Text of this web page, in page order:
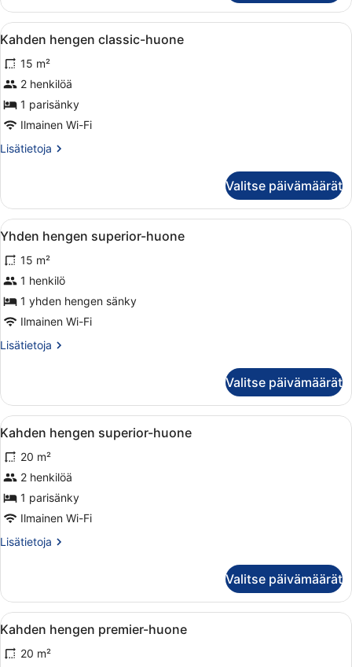
classic-
huone
Avaa
kaikki
huonetyypin
Kahden
hengen
classic-
kuvat
Tunnelmallinen huone, jossa on
1
Kahden hengen classic-huone
15 m²
2 henkilöä
1 parisänky
Ilmainen Wi-Fi
Lisätietoja
Lisätietoja
classic-
huone
Valitse päivämäärät
Avaa
kaikki
huonetyypin
Yhden
hengen
superior-
kuvat
Tunnelmallinen huone, jossa on
2
Yhden hengen superior-huone
15 m²
1 henkilö
1 yhden hengen sänky
Ilmainen Wi-Fi
Lisätietoja
Lisätietoja
superior-
huone
Valitse päivämäärät
Avaa
kaikki
huonetyypin
Kahden
hengen
superior-
kuvat
Tunnelmallinen huone, jossa on
3
Kahden hengen superior-huone
20 m²
2 henkilöä
1 parisänky
Ilmainen Wi-Fi
Lisätietoja
Lisätietoja
superior-
huone
Valitse päivämäärät
Avaa
kaikki
huonetyypin
Moderni kylpyhuone, jossa on
1
Kahden hengen premier-huone
20 m²